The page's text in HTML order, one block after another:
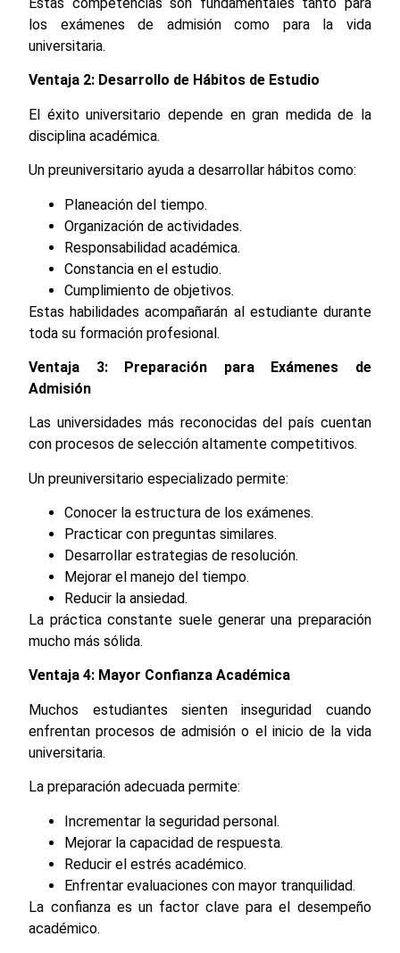
los exámenes de admisión como para la vida
universitaria.
Ventaja 2: Desarrollo de Hábitos de Estudio
El éxito universitario depende en gran medida de la
disciplina académica.
Un preuniversitario ayuda a desarrollar hábitos como:
Planeación del tiempo.
Organización de actividades.
Responsabilidad académica.
Constancia en el estudio.
Cumplimiento de objetivos.
Estas habilidades acompañarán al estudiante durante
toda su formación profesional.
Ventaja 3: Preparación para Exámenes de
Admisión
Las universidades más reconocidas del país cuentan
con procesos de selección altamente competitivos.
Un preuniversitario especializado permite:
Conocer la estructura de los exámenes.
Practicar con preguntas similares.
Desarrollar estrategias de resolución.
Mejorar el manejo del tiempo.
Reducir la ansiedad.
La práctica constante suele generar una preparación
mucho más sólida.
Ventaja 4: Mayor Confianza Académica
Muchos estudiantes sienten inseguridad cuando
enfrentan procesos de admisión o el inicio de la vida
universitaria.
La preparación adecuada permite:
Incrementar la seguridad personal.
Mejorar la capacidad de respuesta.
Reducir el estrés académico.
Enfrentar evaluaciones con mayor tranquilidad.
La confianza es un factor clave para el desempeño
académico.